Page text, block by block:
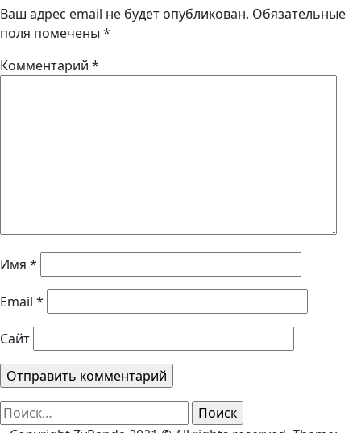
Ваш адрес email не будет опубликован. Обязательные
поля помечены *
Комментарий *
Имя *
Email *
Сайт
Найти: